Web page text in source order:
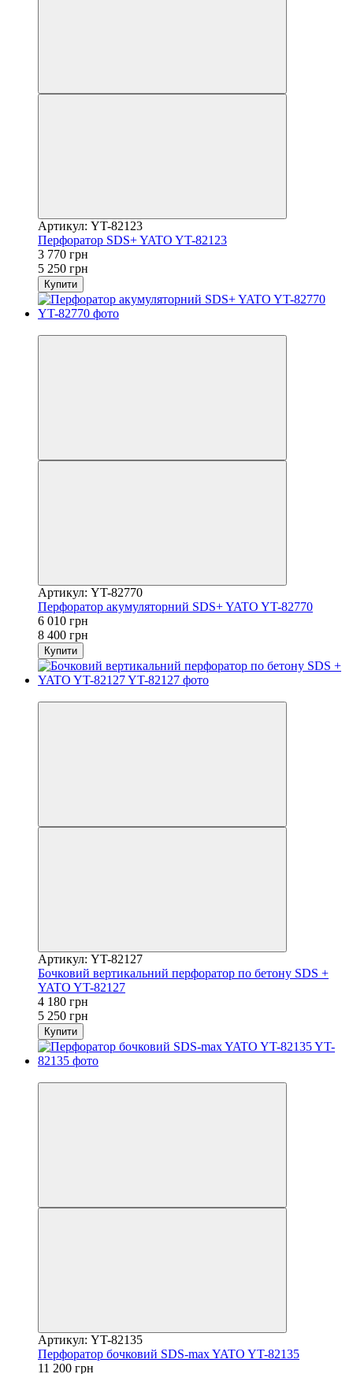
Артикул: YT-82123
Перфоратор SDS+ YATO YT-82123
3 770 грн
5 250 грн
Купити
Артикул: YT-82770
Перфоратор акумуляторний SDS+ YATO YT-82770
6 010 грн
8 400 грн
Купити
Артикул: YT-82127
Бочковий вертикальний перфоратор по бетону SDS +
YATO YT-82127
4 180 грн
5 250 грн
Купити
Артикул: YT-82135
Перфоратор бочковий SDS-max YATO YT-82135
11 200 грн